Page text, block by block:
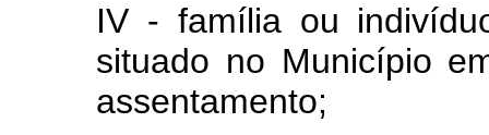
IV - família ou
situado no Município
assentamento;